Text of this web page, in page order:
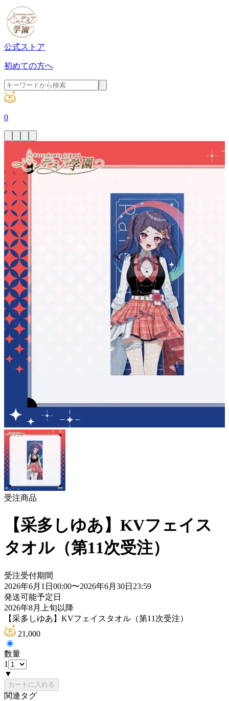
公式ストア
初めての方へ
0
受注商品
【采多しゆあ】KVフェイス
タオル（第11次受注）
受注受付期間
2026年6月1日00:00〜2026年6月30日23:59
発送可能予定日
2026年8月上旬以降
【采多しゆあ】KVフェイスタオル（第11次受注）
21,000
数量
1
▼
カートに入れる
関連タグ